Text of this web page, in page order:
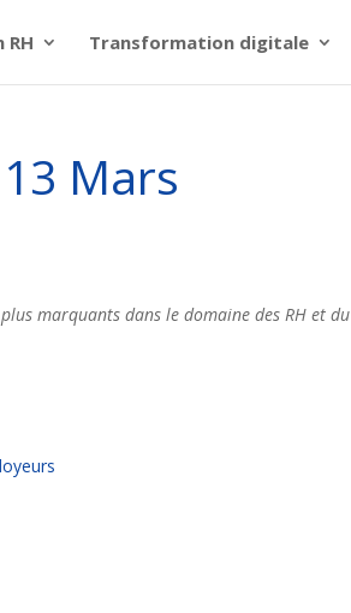
Transformation digitale
Mars
marquants dans le domaine des RH et du